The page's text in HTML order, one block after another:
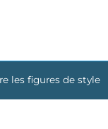
les figures de style